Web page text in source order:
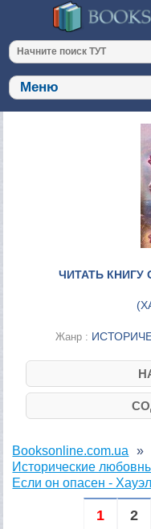
ЧИТАТЬ
(
Жанр :
Booksonline.com.ua
Исторические
Если он опасен -
1 2